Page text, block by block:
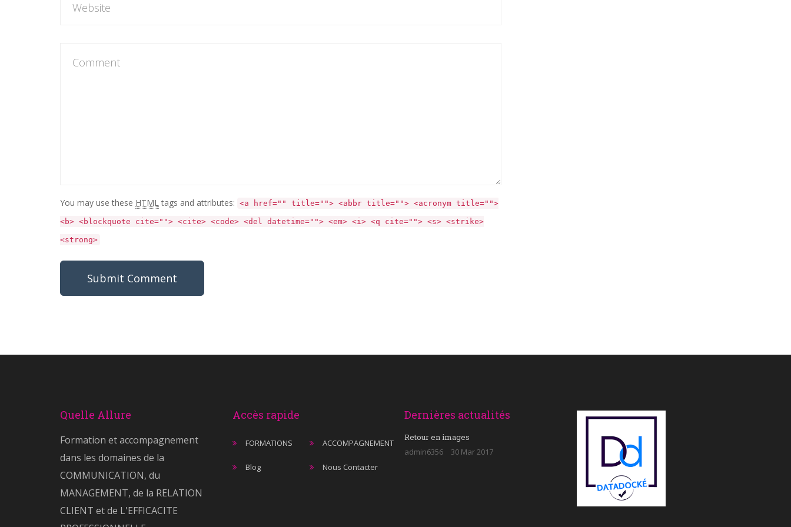
You may use these HTMLtags and attributes: <a href="" title=""> <abbr title=""> <acronym title="">
<b> <blockquote cite=""> <cite> <code> <del datetime=""> <em> <i> <q cite=""> <s> <strike>
<strong>
Quelle Allure
Formation et accompagnement
dans les domaines de la
COMMUNICATION, du
MANAGEMENT, de la RELATION
CLIENT et de L'EFFICACITE
Accès rapide
FORMATIONS ACCOMPAGNEMENT
Blog Nous Contacter
Dernières actualités
Retour en images
admin6356
30 Mar 2017